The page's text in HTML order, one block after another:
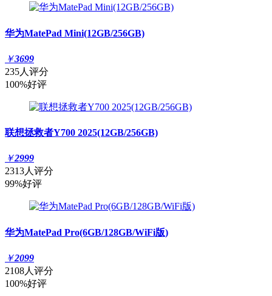
华为MatePad Mini(12GB/256GB)
￥3699
235人评分
100%好评
联想拯救者Y700 2025(12GB/256GB)
￥2999
2313人评分
99%好评
华为MatePad Pro(6GB/128GB/WiFi版)
￥2099
2108人评分
100%好评